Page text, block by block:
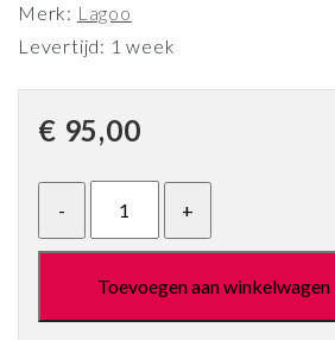
Merk: Lagoo
Levertijd: 1 week
€ 95,00
Toevoegen aan winkelwagen